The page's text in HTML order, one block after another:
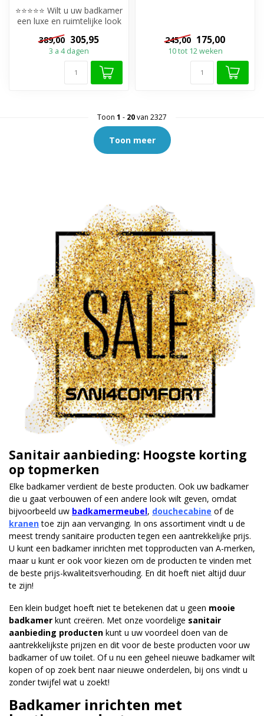
⭐⭐⭐⭐⭐ Wilt u uw badkamer
een luxe en ruimtelijke look
geven dan kiest u voor
een...
389,00 305,95
3 a 4 dagen
245,00 175,00
10 tot 12 weken
Toon 1 - 20van 2327
Toon meer
Sanitair aanbieding: Hoogste korting
op topmerken
Elke badkamer verdient de beste producten. Ook uw badkamer
die u gaat verbouwen of een andere look wilt geven, omdat
bijvoorbeeld uw badkamermeubel, douchecabine of de
kranentoe zijn aan vervanging. In ons assortiment vindt u de
meest trendy sanitaire producten tegen een aantrekkelijke prijs.
U kunt een badkamer inrichten met topproducten van A-merken,
maar u kunt er ook voor kiezen om de producten te vinden met
de beste prijs-kwaliteitsverhouding. En dit hoeft niet altijd duur
te zijn!
Een klein budget hoeft niet te betekenen dat u geen mooie
badkamer kunt creëren. Met onze voordelige sanitair
aanbieding producten kunt u uw voordeel doen van de
aantrekkelijkste prijzen en dit voor de beste producten voor uw
badkamer of uw toilet. Of u nu een geheel nieuwe badkamer wilt
kopen of op zoek bent naar nieuwe onderdelen, bij ons vindt u
zonder twijfel wat u zoekt!
Badkamer inrichten met